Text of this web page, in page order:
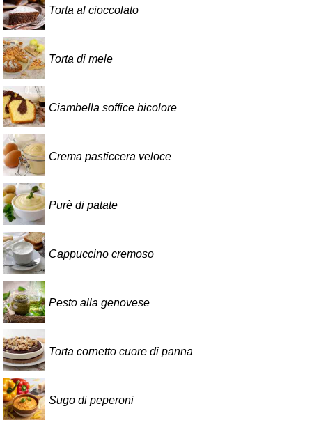
Torta al cioccolato
Torta di mele
Ciambella soffice bicolore
Crema pasticcera veloce
Purè di patate
Cappuccino cremoso
Pesto alla genovese
Torta cornetto cuore di panna
Sugo di peperoni